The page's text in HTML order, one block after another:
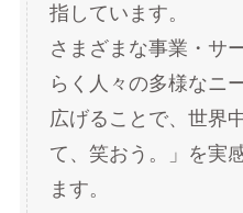
指しています。
さまざまな事業・サ
らく人々の多様なニ
広げることで、世界
て、笑おう。」を実
ます。